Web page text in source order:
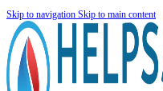
Skip to navigation Skip to main content